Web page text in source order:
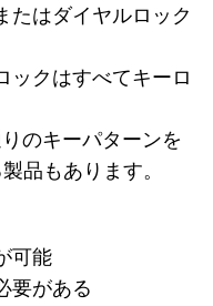
たはダイヤルロック
ックはすべてキーロ
のキーパターンを
品もあります。
可能
要がある